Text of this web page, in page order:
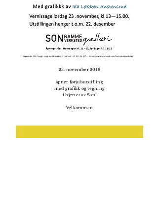
23. november 2019
åpner førjulsutstilling
med grafikk og tegning
i hjertet av Son!
Velkommen